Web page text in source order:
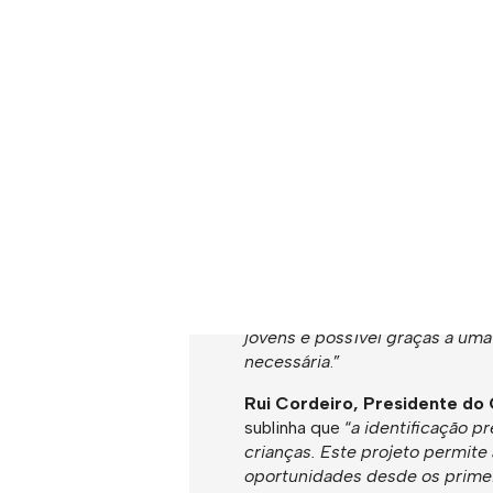
jovens é possível graças a
necessária.”
Rui Cordeiro, Presidente do
sublinha que “a identificação
crianças. Este projeto permite
oportunidades desde os